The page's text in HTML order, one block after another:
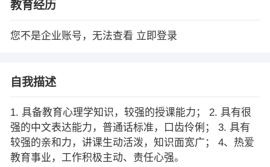
教育经历
您不是企业账号，无法查看 立即登录
自我描述
1. 具备教育心理学知识，较强的授课能力； 2. 具有很
强的中文表达能力，普通话标准，口齿伶俐； 3. 具有
较强的亲和力，讲课生动活泼，知识面宽广； 4、热爱
教育事业，工作积极主动、责任心强。